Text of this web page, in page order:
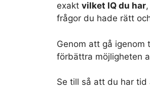
exakt vilket IQ du har
frågor du hade rätt
Genom att gå
förbättra möjligheten
Se till så att du har tid